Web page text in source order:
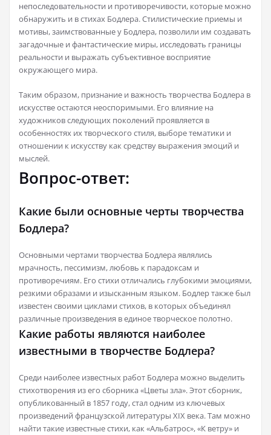
непоследовательности и противоречивости, которые можно
обнаружить и в стихах Бодлера. Стилистические приемы и
мотивы, заимствованные у Бодлера, позволили им создавать
загадочные и фантастические миры, исследовать границы
реальности и выражать субъективное восприятие
окружающего мира.
Таким образом, признание и важность творчества Бодлера в
искусстве остаются неоспоримыми. Его влияние на
художников следующих поколений проявляется в
особенностях их творческого стиля, выборе тематики и
отношении к искусству как средству выражения эмоций и
мыслей.
Вопрос-ответ:
Какие были основные черты творчества
Бодлера?
Основными чертами творчества Бодлера являлись
мрачность, пессимизм, любовь к парадоксам и
противоречиям. Его стихи отличались глубокими эмоциями,
резкими образами и изысканным языком. Бодлер также был
известен своими циклами стихов, в которых объединял
различные произведения в единое творческое полотно.
Какие работы являются наиболее
известными в творчестве Бодлера?
Среди наиболее известных работ Бодлера можно выделить
стихотворения из его сборника «Цветы зла». Этот сборник,
опубликованный в 1857 году, стал одним из ключевых
произведений французской литературы XIX века. Там можно
найти такие известные стихи, как «Альбатрос», «К ветру» и